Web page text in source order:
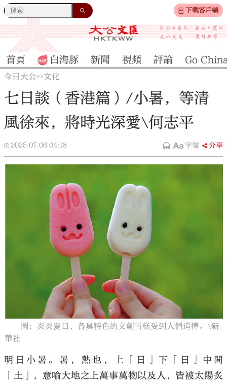
下載客戶端
大公文匯
首頁 白海豚 新聞 視頻 評論 Go
今日大公>>文化
七日談（香港篇）/小暑，等清
風徐來，將時光深愛\何志平
2025.07.06 04:18 字號 分享
圖：炎炎夏日，各具特色的文創雪糕受到人們追捧。\新
華社
明日小暑。暑，熱也，上「日」下「日」中間
「土」，意喻大地之上萬事萬物以及人，皆被太陽炙